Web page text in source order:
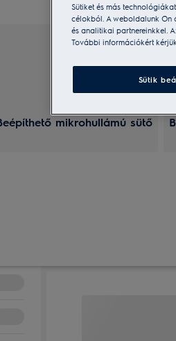
mikrohullámú sütő
Sütiket és más
célokból. A weboldalunk Ön
és analitikai partnereinkkel.
További információkért
Sütik